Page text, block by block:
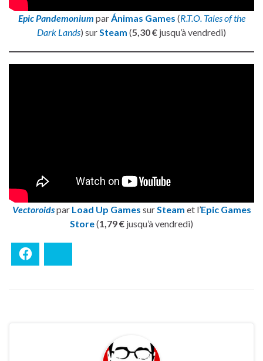
Epic Pandemonium parÁnimas Games (R.T.O. Tales of the
Dark Lands) surSteam (5,30 € jusqu’à vendredi)
Vectoroidspar Load Up Games surSteam et l’Epic Games
Store(1,79 € jusqu’à vendredi)